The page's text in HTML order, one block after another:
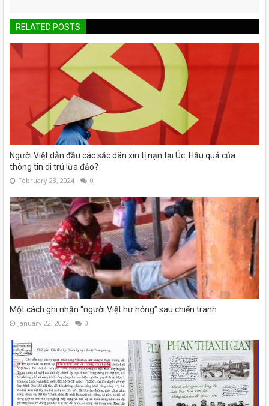
RELATED POSTS
Người Việt dẫn đầu các sắc dân xin tị nạn tại Úc: Hậu quả của
thông tin di trú lừa đảo?
February 23, 2024 0
Một cách ghi nhận “người Việt hư hỏng” sau chiến tranh
January 22, 2022 0